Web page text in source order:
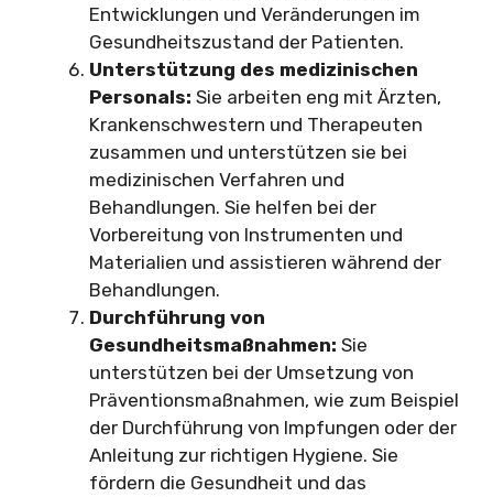
Entwicklungen und Veränderungen im
Gesundheitszustand der Patienten.
Unterstützung des medizinischen
Personals: Sie arbeiten eng mit Ärzten,
Krankenschwestern und Therapeuten
zusammen und unterstützen sie bei
medizinischen Verfahren und
Behandlungen. Sie helfen bei der
Vorbereitung von Instrumenten und
Materialien und assistieren während der
Behandlungen.
Durchführung von
Gesundheitsmaßnahmen: Sie
unterstützen bei der Umsetzung von
Präventionsmaßnahmen, wie zum Beispiel
der Durchführung von Impfungen oder der
Anleitung zur richtigen Hygiene. Sie
fördern die Gesundheit und das